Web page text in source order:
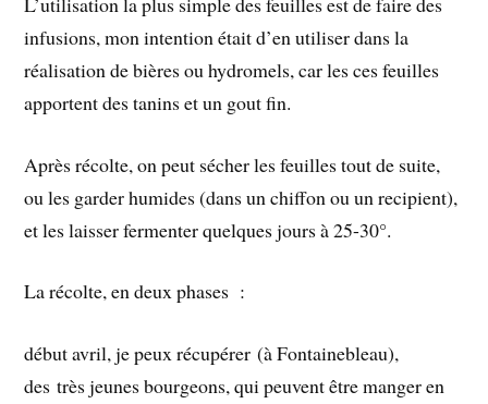
infusions, mon intention était d’en utiliser dans la
réalisation de bières ou hydromels, car les ces feuilles
apportent des tanins et un gout fin.
Après récolte, on peut sécher les feuilles tout de suite,
ou les garder humides (dans un chiffon ou un recipient),
et les laisser fermenter quelques jours à 25-30°.
La récolte, en deux phases :
début avril, je peux récupérer (à Fontainebleau),
des très jeunes bourgeons, qui peuvent être manger en